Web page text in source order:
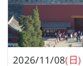
2026/11/08(日)